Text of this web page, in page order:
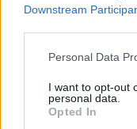
Downstream
Please note that this
not limited to your
grant or deny
use your data for
Personal Data
I want to opt-out
personal data.
Opted In